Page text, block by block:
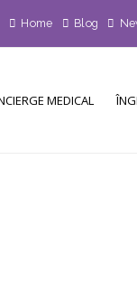
Home Blog
MEDICAL